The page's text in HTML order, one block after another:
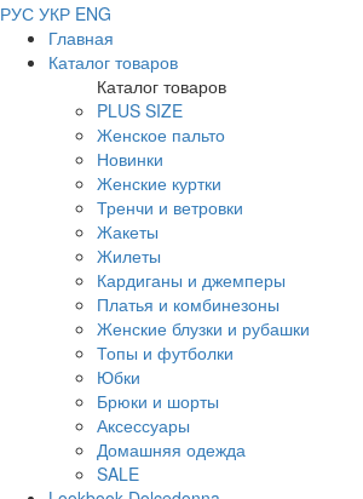
РУС УКР ENG
Главная
Каталог товаров
Каталог товаров
PLUS SIZE
Женское пальто
Новинки
Женские куртки
Тренчи и ветровки
Жакеты
Жилеты
Кардиганы и джемперы
Платья и комбинезоны
Женские блузки и рубашки
Топы и футболки
Юбки
Брюки и шорты
Аксессуары
Домашняя одежда
SALE